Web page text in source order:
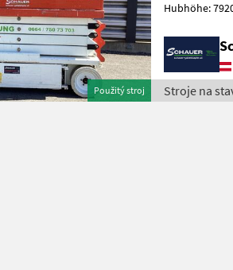
Použitý stroj
Hubhöhe: 7920mm, Batterie: Trojan PzS 6V
Stroje na